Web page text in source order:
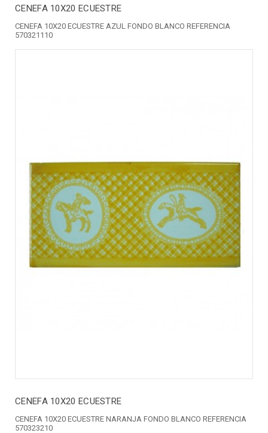
CENEFA 10X20 ECUESTRE
CENEFA 10X20 ECUESTRE AZUL FONDO BLANCO REFERENCIA
570321110
CENEFA 10X20 ECUESTRE
CENEFA 10X20 ECUESTRE NARANJA FONDO BLANCO REFERENCIA
570323210